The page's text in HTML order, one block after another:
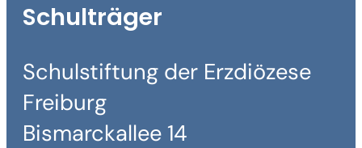
Schulträger
Schulstiftung der Erzdiözese
Freiburg
Bismarckallee 14